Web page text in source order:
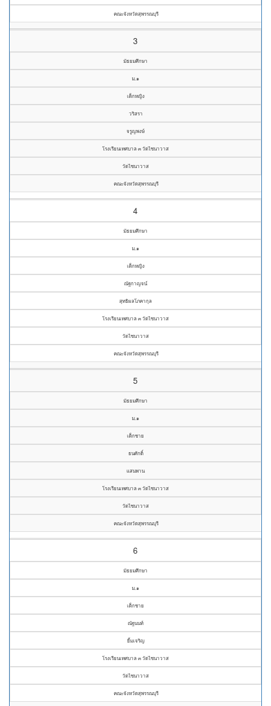
คณะจังหวัดสุพรรณบุรี
3
มัธยมศึกษา
ม.๑
เด็กหญิง
วริสรา
จรูญพงษ์
โรงเรียนเทศบาล ๓ วัดไชนาวาส
วัดไชนาวาส
คณะจังหวัดสุพรรณบุรี
4
มัธยมศึกษา
ม.๑
เด็กหญิง
ณัฐกาญจน์
สุทธิผลโภคากุล
โรงเรียนเทศบาล ๓ วัดไชนาวาส
วัดไชนาวาส
คณะจังหวัดสุพรรณบุรี
5
มัธยมศึกษา
ม.๑
เด็กชาย
ธนศักดิ์
แสนพาน
โรงเรียนเทศบาล ๓ วัดไชนาวาส
วัดไชนาวาส
คณะจังหวัดสุพรรณบุรี
6
มัธยมศึกษา
ม.๑
เด็กชาย
ณัฐนนท์
ยิ้มเจริญ
โรงเรียนเทศบาล ๓ วัดไชนาวาส
วัดไชนาวาส
คณะจังหวัดสุพรรณบุรี